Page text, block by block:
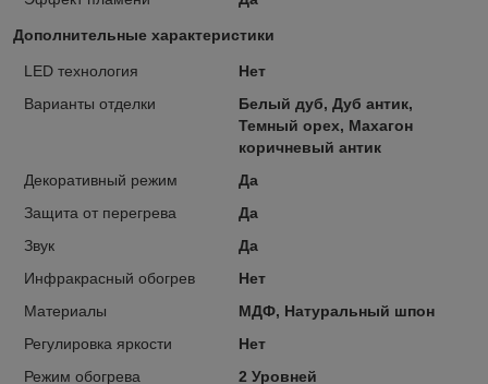
Дополнительные характеристики
LED технология
Нет
Варианты отделки
Белый дуб, Дуб антик,
Темный орех, Махагон
коричневый антик
Декоративный режим
Да
Защита от перегрева
Да
Звук
Да
Инфракрасный обогрев
Нет
Материалы
МДФ, Натуральный шпон
Регулировка яркости
Нет
Режим обогрева
2 Уровней